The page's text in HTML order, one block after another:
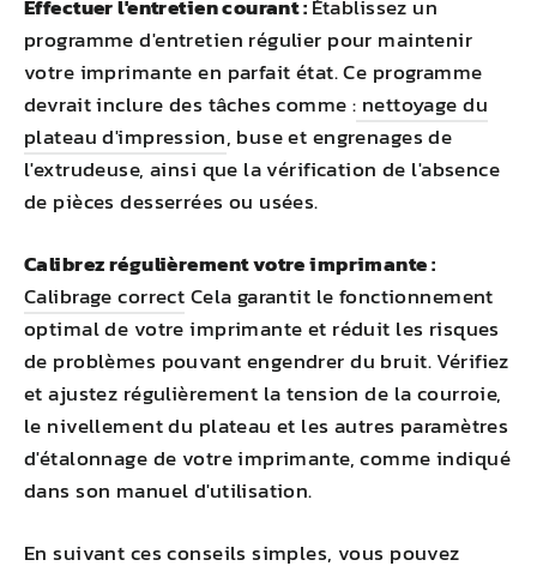
Effectuer l'entretien courant :Établissez un
programme d'entretien régulier pour maintenir
votre imprimante en parfait état. Ce programme
devrait inclure des tâches comme : nettoyage du
plateau d'impression, buse et engrenages de
l'extrudeuse, ainsi que la vérification de l'absence
de pièces desserrées ou usées.
Calibrez régulièrement votre imprimante :
Calibrage correctCela garantit le fonctionnement
optimal de votre imprimante et réduit les risques
de problèmes pouvant engendrer du bruit. Vérifiez
et ajustez régulièrement la tension de la courroie,
le nivellement du plateau et les autres paramètres
d'étalonnage de votre imprimante, comme indiqué
dans son manuel d'utilisation.
En suivant ces conseils simples, vous pouvez